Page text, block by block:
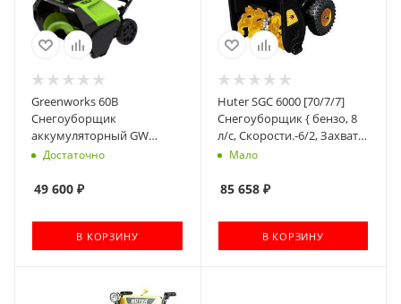
Greenworks 60В
Снегоуборщик
аккумуляторный GW
GD60PST б/щ 51 см (c АКБ
Достаточно
49 600 ₽
В КОРЗИНУ
Huter SGC 6000 [70/7/7]
Снегоуборщик { бензо, 8
л/с, Скорости.-6/2, Захват
шир/выс-62/54см., 85кг.,
стартер от сети 220В,
Мало
85 658₽
В КОРЗИНУ